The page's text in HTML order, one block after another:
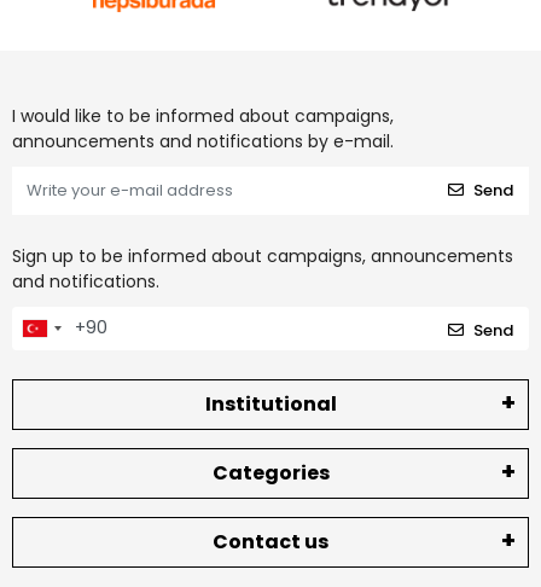
I would like to be informed about campaigns,
announcements and notifications by e-mail.
Send
Sign up to be informed about campaigns, announcements
and notifications.
Send
Institutional
Categories
Contact us